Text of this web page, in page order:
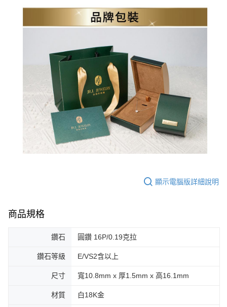
顯示電腦版詳細說明
商品規格
鑽石 圓鑽 16P/0.19克拉
鑽石等級 E/VS2含以上
尺寸 寬10.8mm x 厚1.5mm x 高16.1mm
材質 白18K金